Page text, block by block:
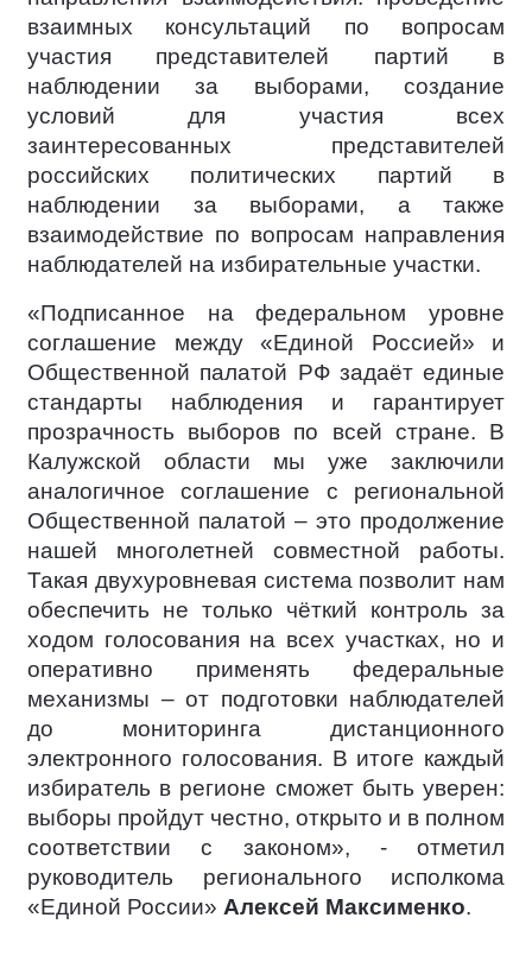
взаимных консультаций по вопросам
участия представителей партий в
наблюдении за выборами, создание
условий для участия всех
заинтересованных представителей
российских политических партий в
наблюдении за выборами, а также
взаимодействие по вопросам направления
наблюдателей на избирательные участки.
«Подписанное на федеральном уровне
соглашение между «Единой Россией» и
Общественной палатой РФ задаёт единые
стандарты наблюдения и гарантирует
прозрачность выборов по всей стране. В
Калужской области мы уже заключили
аналогичное соглашение с региональной
Общественной палатой – это продолжение
нашей многолетней совместной работы.
Такая двухуровневая система позволит нам
обеспечить не только чёткий контроль за
ходом голосования на всех участках, но и
оперативно применять федеральные
механизмы – от подготовки наблюдателей
до мониторинга дистанционного
электронного голосования. В итоге каждый
избиратель в регионе сможет быть уверен:
выборы пройдут честно, открыто и в полном
соответствии с законом», - отметил
руководитель регионального исполкома
«Единой России» Алексей Максименко.